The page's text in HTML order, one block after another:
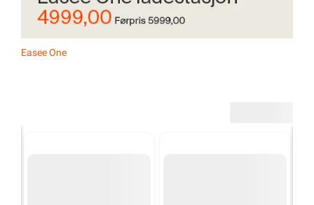
Easee One